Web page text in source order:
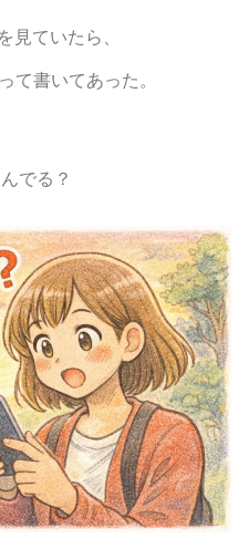
見ていたら、
て書いてあった。
でる？